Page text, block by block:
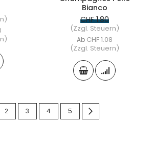
Bianco
CHF 1.80
(Zzgl. Steuern)
Ab CHF 1.08
(Zzgl. Steuern)
Seite
Seite
2 Seite
3 Seite
4 Seite
5